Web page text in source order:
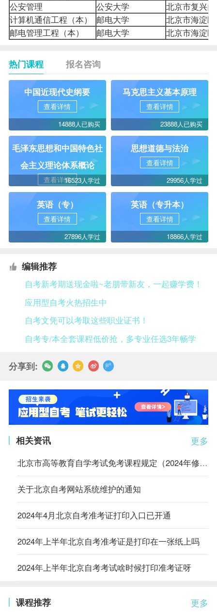
公安管理
公安大学
北京市复兴
计算机通信工程（本）
邮电大学
北京市海淀
邮电管理工程（本）
邮电大学 北京市海淀
热门课程 报名咨询
中国近现代史纲要
查看详情
14888人已购买
马克思主义基本原理
查看详情
23888人已购买
毛泽东思想和中国特色社
会主义理论体系概论
查看详情16523人学过
思想道德与法治
查看详情
29956人学过
英语（专）
查看详情
27896人学过
英语（专升本）
查看详情
18866人学过
编辑推荐
自考新考期送现金啦~老朋带新友，一起赚学费！
应用型自考火热招生中
自考文凭可以考取这些职业证书！
自考专/本全套课程低价抢，多专业任选3年畅学
分享到:
更多
相关资讯
北京市高等教育自学考试免考课程规定（2024年修订）
关于北京自考网站系统维护的通知
2024年4月北京自考准考证打印入口已开通
2024年上半年北京自考准考证是打印在一张纸上吗
2024年上半年北京自考考试啥时候打印准考证呀
更多
课程推荐